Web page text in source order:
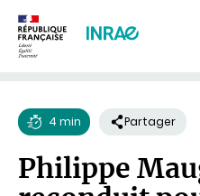
de
lecture
4 min Partager
Philippe